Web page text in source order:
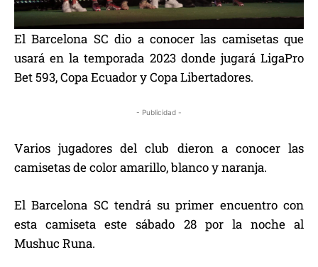
El Barcelona SC dio a conocer las camisetas que
usará en la temporada 2023 donde jugará LigaPro
Bet 593, Copa Ecuador y Copa Libertadores.
- Publicidad -
Varios jugadores del club dieron a conocer las
camisetas de color amarillo, blanco y naranja.
El Barcelona SC tendrá su primer encuentro con
esta camiseta este sábado 28 por la noche al
Mushuc Runa.